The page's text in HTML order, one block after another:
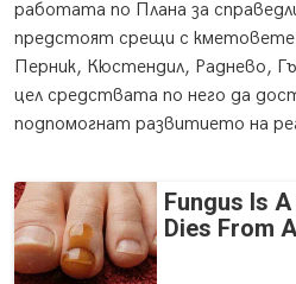
работата по Плана за
предстоят срещи с
Перник, Кюстендил, Раднево,
цел средствата по него да
подпомогнат развитието на
Fungus Is
Dies From